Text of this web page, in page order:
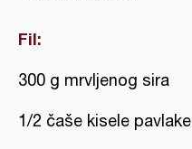
Fil:
300 g mrvljenog sira
1/2 čaše kisele pavlake